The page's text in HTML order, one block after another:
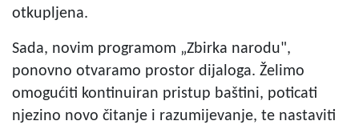
otkupljena.
Sada, novim programom „Zbirka narodu",
ponovno otvaramo prostor dijaloga. Želimo
omogućiti kontinuiran pristup baštini, poticati
njezino novo čitanje i razumijevanje, te nastaviti